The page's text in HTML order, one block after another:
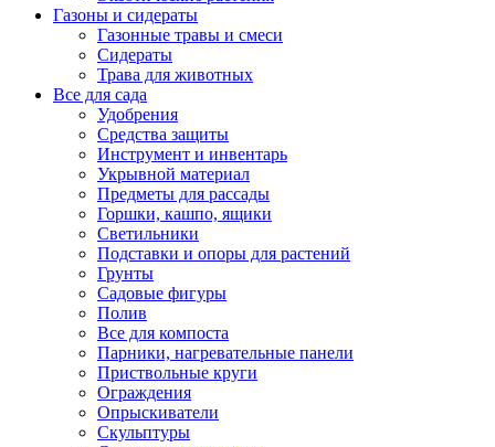
Газоны и сидераты
Газонные травы и смеси
Сидераты
Трава для животных
Все для сада
Удобрения
Средства защиты
Инструмент и инвентарь
Укрывной материал
Предметы для рассады
Горшки, кашпо, ящики
Светильники
Подставки и опоры для растений
Грунты
Садовые фигуры
Полив
Все для компоста
Парники, нагревательные панели
Приствольные круги
Ограждения
Опрыскиватели
Скульптуры